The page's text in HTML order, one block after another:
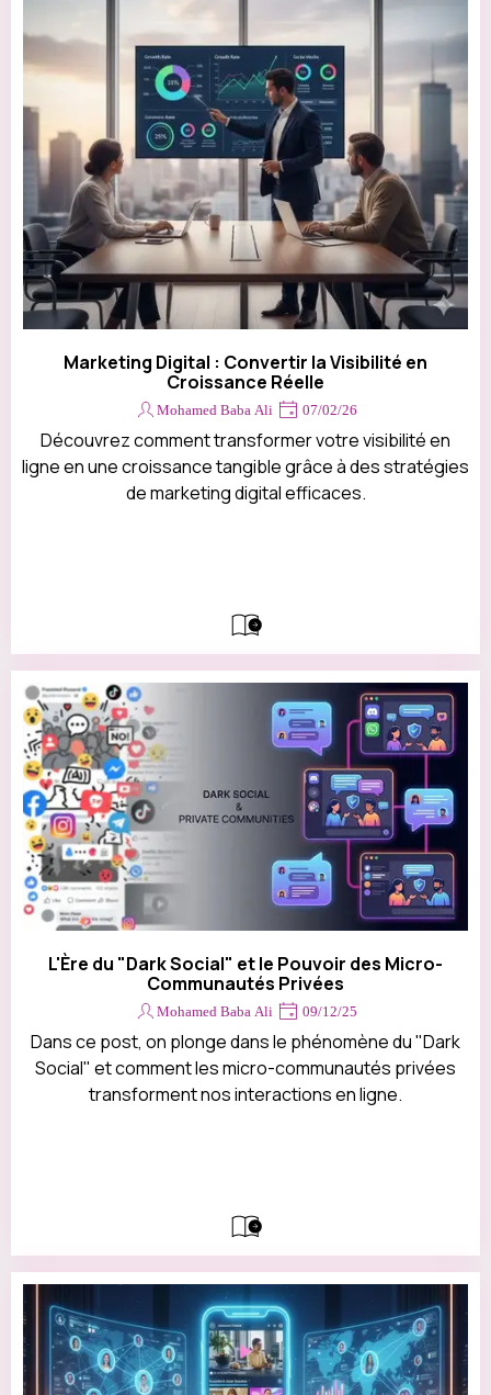
Marketing Digital : Convertir la Visibilité en
Croissance Réelle
Mohamed Baba Ali 07/02/26
Découvrez comment transformer votre visibilité en
ligne en une croissance tangible grâce à des stratégies
de marketing digital efficaces.
L'Ère du "Dark Social" et le Pouvoir des Micro-
Communautés Privées
Mohamed Baba Ali 09/12/25
Dans ce post, on plonge dans le phénomène du "Dark
Social" et comment les micro-communautés privées
transforment nos interactions en ligne.